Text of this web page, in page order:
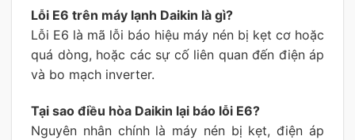
Lỗi E6 trên máy lạnh Daikin là gì?
Lỗi E6 là mã lỗi báo hiệu máy nén bị kẹt cơ hoặc
quá dòng, hoặc các sự cố liên quan đến điện áp
và bo mạch inverter.
Tại sao điều hòa Daikin lại báo lỗi E6?
Nguyên nhân chính là máy nén bị kẹt, điện áp